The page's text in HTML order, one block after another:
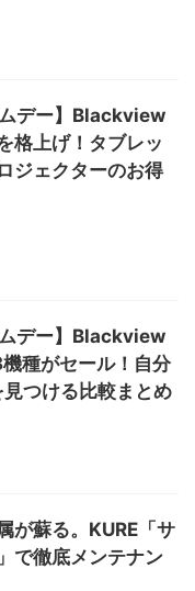
デー】Blackview
格上げ！タブレッ
ジェクターのお得
デー】Blackview
種がセール！自分
つける比較まとめ
が蘇る。KURE「サ
で徹底メンテナン